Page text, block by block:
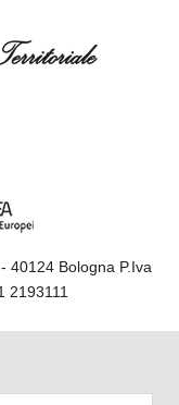
40124 Bologna P.Iva
2193111